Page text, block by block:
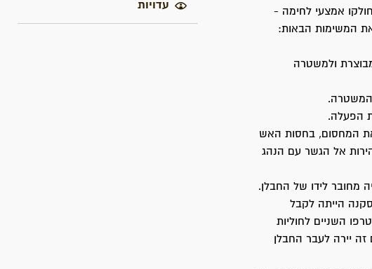
אמצעי לחימה -
את המשימות הבאות:
לעמדה המבוצרת ולמשטרה
את המחסום, בחסות האש
אל הגשר עם הנהג
מחובר לידו של החבלן.
הייתה לקבל
השניים לחוליות
זה יירה לעבר החבלן
עדויות